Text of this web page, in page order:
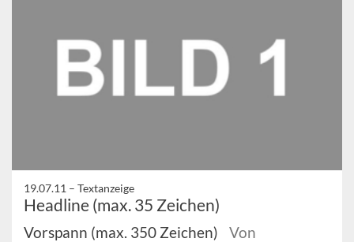
19.07.11 – Textanzeige
Headline (max. 35 Zeichen)
Vorspann (max. 350 Zeichen)
Von